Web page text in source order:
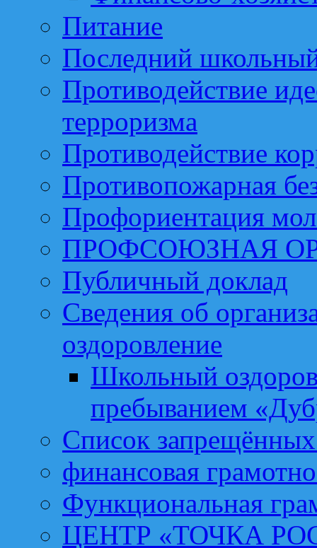
Питание
Последний
Противодействие
терроризма
Противодействие
Противопожарная
Профориентация
ПРОФСОЮЗНАЯ
Публичный доклад
Сведения об
оздоровление
Школьный
пребыванием
Список запрещённых
финансовая
Функциональная
ЦЕНТР «ТОЧКА